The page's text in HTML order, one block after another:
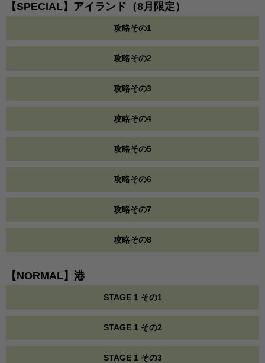
【SPECIAL】アイランド（8月限定）
攻略その1
攻略その2
攻略その3
攻略その4
攻略その5
攻略その6
攻略その7
攻略その8
【NORMAL】港
STAGE 1 その1
STAGE 1 その2
STAGE 1 その3